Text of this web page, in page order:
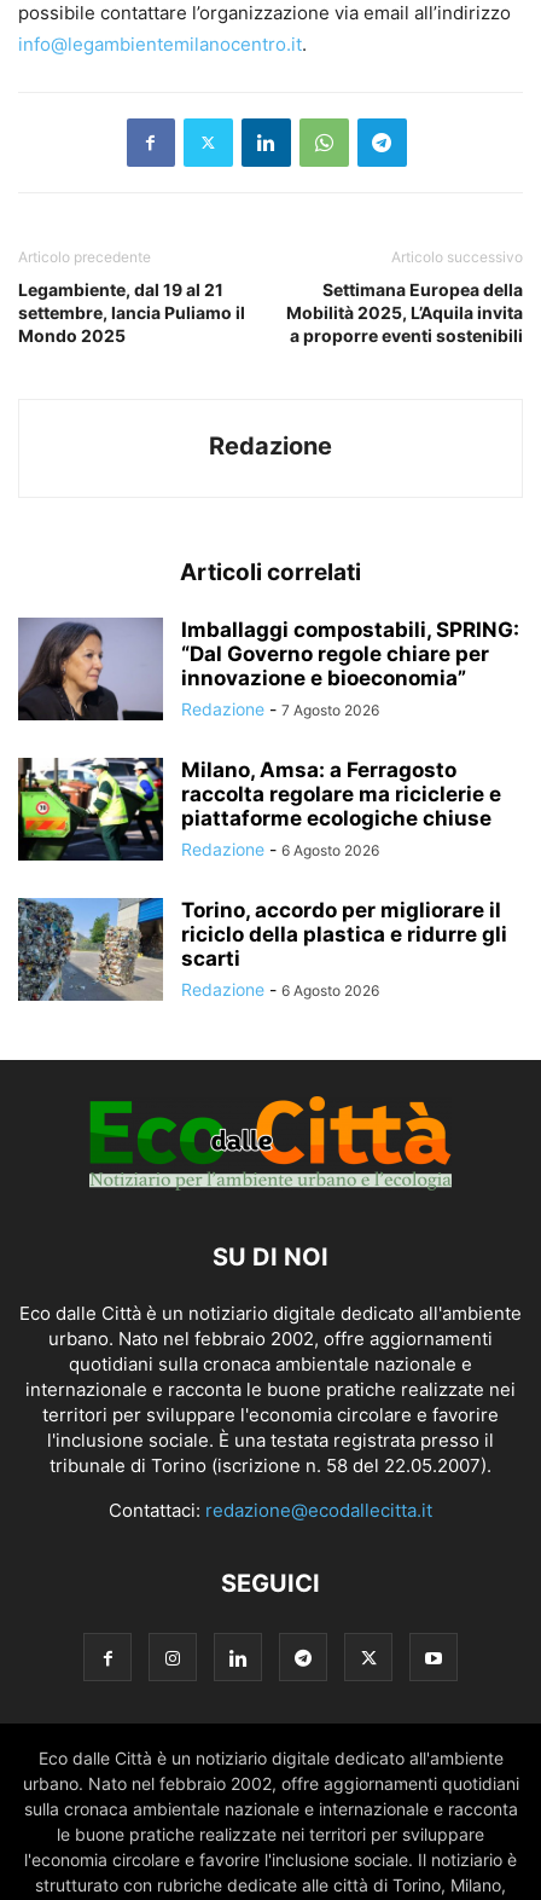
possibile contattare l’organizzazione via email all’indirizzo
info@legambientemilanocentro.it.
Articolo precedente
Legambiente, dal 19 al 21
settembre, lancia Puliamo il
Mondo 2025
Articolo successivo
Settimana Europea della
Mobilità 2025, L’Aquila invita
a proporre eventi sostenibili
Redazione
Articoli correlati
Imballaggi compostabili, SPRING:
“Dal Governo regole chiare per
innovazione e bioeconomia”
Redazione - 7 Agosto 2026
Milano, Amsa: a Ferragosto
raccolta regolare ma riciclerie e
piattaforme ecologiche chiuse
Redazione - 6 Agosto 2026
Torino, accordo per migliorare il
riciclo della plastica e ridurre gli
scarti
Redazione - 6 Agosto 2026
SU DI NOI
Eco dalle Città è un notiziario digitale dedicato all'ambiente
urbano. Nato nel febbraio 2002, offre aggiornamenti
quotidiani sulla cronaca ambientale nazionale e
internazionale e racconta le buone pratiche realizzate nei
territori per sviluppare l'economia circolare e favorire
l'inclusione sociale. È una testata registrata presso il
tribunale di Torino (iscrizione n. 58 del 22.05.2007).
Contattaci: redazione@ecodallecitta.it
SEGUICI
Eco dalle Città è un notiziario digitale dedicato all'ambiente
urbano. Nato nel febbraio 2002, offre aggiornamenti quotidiani
sulla cronaca ambientale nazionale e internazionale e racconta
le buone pratiche realizzate nei territori per sviluppare
l'economia circolare e favorire l'inclusione sociale. Il notiziario è
strutturato con rubriche dedicate alle città di Torino, Milano,